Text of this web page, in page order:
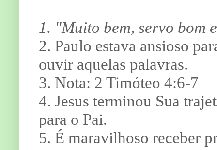
1. "Muito bem, servo bom
2. Paulo estava ansioso
ouvir aquelas palavras.
3. Nota: 2 Timóteo 4:6-7
4. Jesus terminou Sua
para o Pai.
5. É maravilhoso receber